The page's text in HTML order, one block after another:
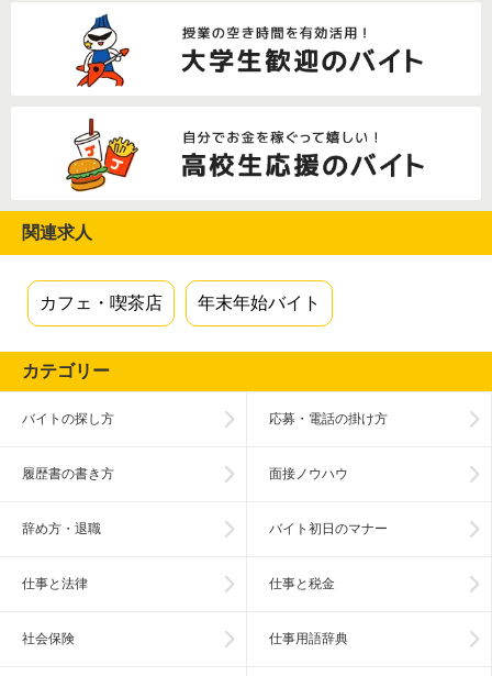
関連求人
カフェ・喫茶店 年末年始バイト
カテゴリー
バイトの探し方 応募・電話の掛け方
履歴書の書き方 面接ノウハウ
辞め方・退職 バイト初日のマナー
仕事と法律 仕事と税金
社会保険 仕事用語辞典